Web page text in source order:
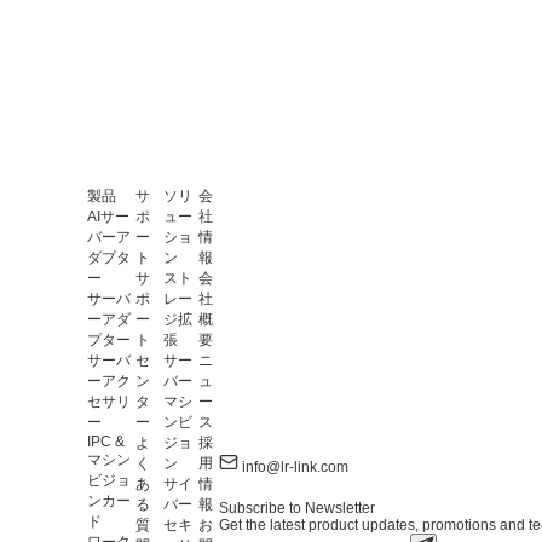
製品
AIサー
バーア
ダプタ
ー
サーバ
ーアダ
プター
サーバ
ーアク
セサリ
ー
IPC &
マシン
ビジョ
ンカー
ド
サ
ポ
ー
ト
サ
ポ
ー
ト
セ
ン
タ
ー
よ
く
あ
る
質
ソリ
ュー
ショ
ン
スト
レー
ジ拡
張
サー
バー
マシ
ンビ
ジョ
ン
サイ
バー
セキ
会
社
情
報
会
社
概
要
ニ
ュ
ー
ス
採
用
情
報
お
info@lr-link.com
Subscribe to Newsletter
Get the latest product updates, promotions and